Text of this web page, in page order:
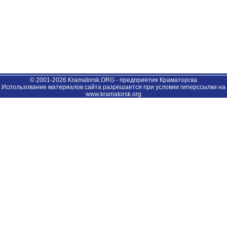
© 2001-2026 Kramatorsk.ORG - предприятия Краматорска
Использование материалов сайта разрешается при условии гиперссылки на
www.kramatorsk.org